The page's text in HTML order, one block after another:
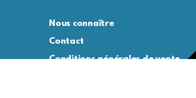
Nous connaître
Contact
Conditions générales de vente